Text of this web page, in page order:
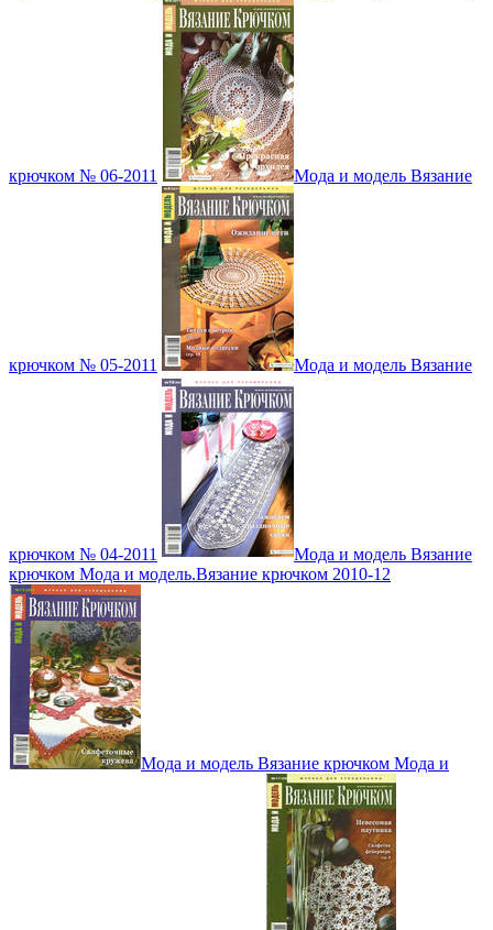
крючком № 06-2011 Мода и модель Вязание
крючком № 05-2011 Мода и модель Вязание
крючком № 04-2011
Мода и модель Вязание
крючком Мода и модель.Вязание крючком 2010-12
Мода и модель Вязание крючком Мода и